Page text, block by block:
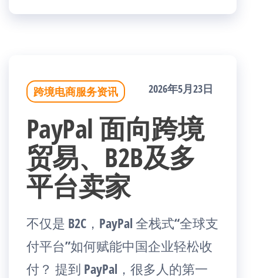
跨境电商服务资讯 2026年5月23日
PayPal 面向跨境
贸易、B2B及多
平台卖家
不仅是 B2C，PayPal 全栈式“全球支
付平台”如何赋能中国企业轻松收
付？ 提到 PayPal，很多人的第一